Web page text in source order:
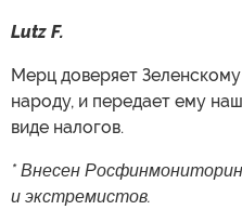
Lutz F.
Мерц доверяет
народу, и передает ему
виде налогов.
* Внесен
и экстремистов.